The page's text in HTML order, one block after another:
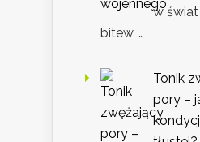
w
bitew, …
Tonik
pory –